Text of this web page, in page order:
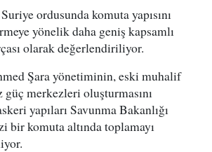
ordusunda komuta yapısını
yönelik daha geniş kapsamlı
olarak değerlendiriliyor.
Şara yönetiminin, eski muhalif
güç merkezleri oluşturmasını
yapıları Savunma Bakanlığı
bir komuta altında toplamayı